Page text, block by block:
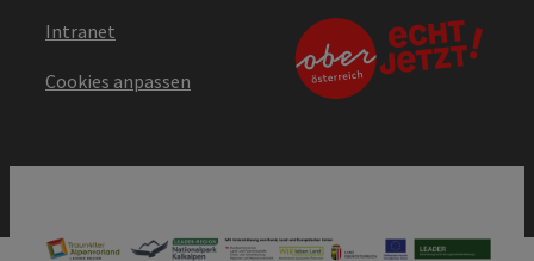
Intranet
Cookies anpassen